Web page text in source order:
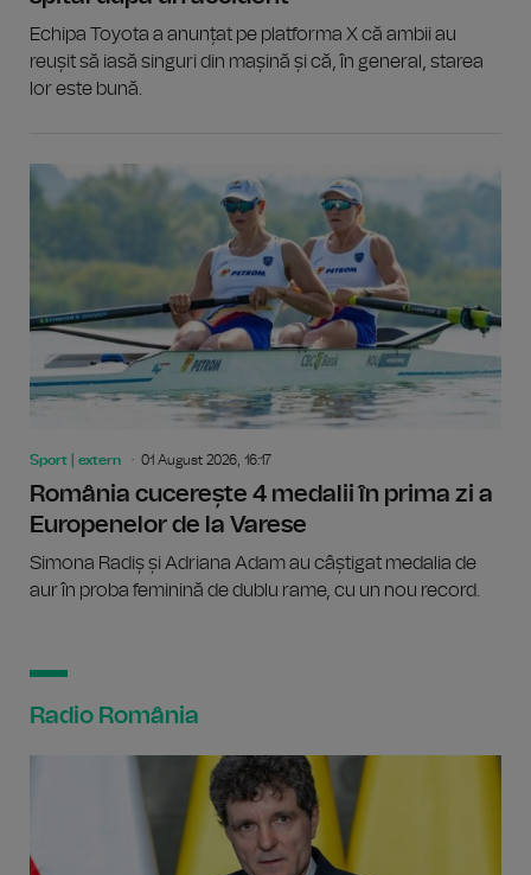
Echipa Toyota a anunțat pe platforma X că ambii au
reușit să iasă singuri din mașină și că, în general, starea
lor este bună.
Sport | extern 01 August 2026, 16:17
România cucerește 4 medalii în prima zi a
Europenelor de la Varese
Simona Radiș și Adriana Adam au câștigat medalia de
aur în proba feminină de dublu rame, cu un nou record.
Radio România